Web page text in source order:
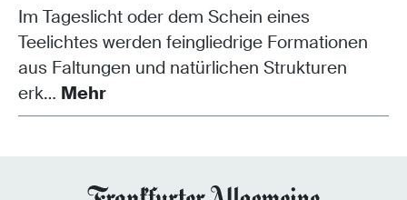
Im Tageslicht oder dem Schein eines
Teelichtes werden feingliedrige Formationen
aus Faltungen und natürlichen Strukturen
erk… Mehr